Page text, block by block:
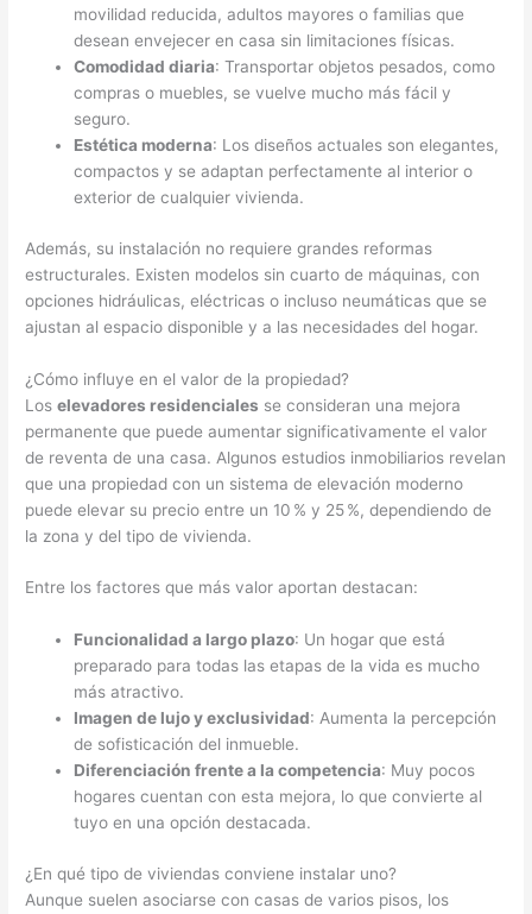
movilidad reducida, adultos mayores o familias que
desean envejecer en casa sin limitaciones físicas.
Comodidad diaria: Transportar objetos pesados, como
compras o muebles, se vuelve mucho más fácil y
seguro.
Estética moderna: Los diseños actuales son elegantes,
compactos y se adaptan perfectamente al interior o
exterior de cualquier vivienda.
Además, su instalación no requiere grandes reformas
estructurales. Existen modelos sin cuarto de máquinas, con
opciones hidráulicas, eléctricas o incluso neumáticas que se
ajustan al espacio disponible y a las necesidades del hogar.
¿Cómo influye en el valor de la propiedad?
Loselevadores residenciales se consideran una mejora
permanente que puede aumentar significativamente el valor
de reventa de una casa. Algunos estudios inmobiliarios revelan
que una propiedad con un sistema de elevación moderno
puede elevar su precio entre un 10 % y 25 %, dependiendo de
la zona y del tipo de vivienda.
Entre los factores que más valor aportan destacan:
Funcionalidad a largo plazo: Un hogar que está
preparado para todas las etapas de la vida es mucho
más atractivo.
Imagen de lujo y exclusividad: Aumenta la percepción
de sofisticación del inmueble.
Diferenciación frente a la competencia: Muy pocos
hogares cuentan con esta mejora, lo que convierte al
tuyo en una opción destacada.
¿En qué tipo de viviendas conviene instalar uno?
Aunque suelen asociarse con casas de varios pisos, los